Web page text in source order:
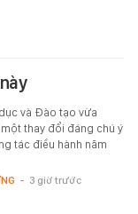
và Đào tạo vừa
thay đổi đáng chú ý
tác điều hành năm
- 3 giờ trước